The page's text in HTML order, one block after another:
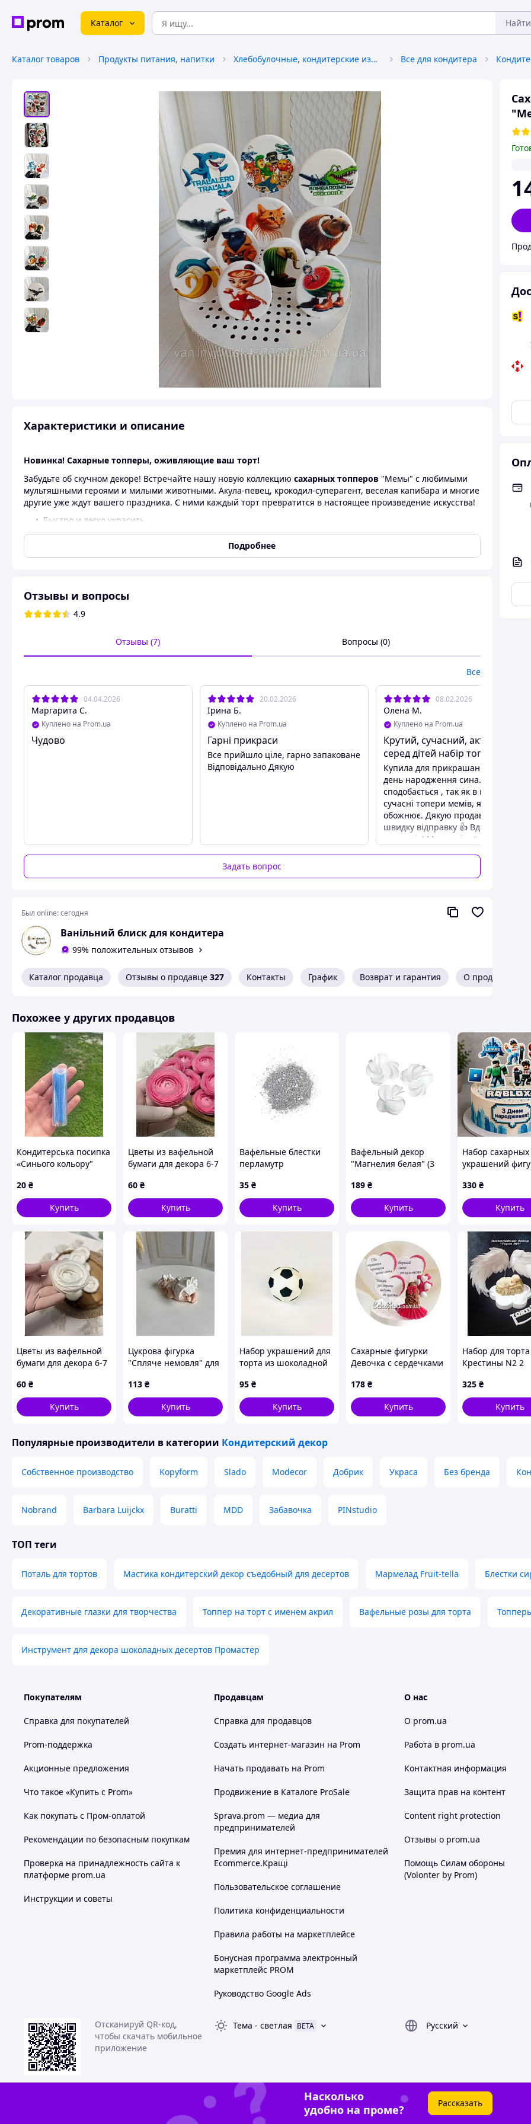
Каталог Найти
Каталог товаров Продукты питания, напитки Хлебобулочные, кондитерские изделия Все для кондитера
Характеристики и описание
Новинка! Сахарные топперы, оживляющие ваш торт!
Забудьте об скучном декоре! Встречайте нашу новую коллекцию сахарных топперов "Мемы" с любимыми
мультяшными героями и милыми животными. Акула-певец, крокодил-суперагент, веселая капибара и многие
другие уже ждут вашего праздника. С ними каждый торт превратится в настоящее произведение искусства!
Быстро и легко украсить.
Идеально для детских дней рождений.
Яркий и безопасный декор.
Подробнее
Отзывы и вопросы
4.9
Отзывы (7) Вопросы (0)
Все
04.04.2026
Маргарита С.
Куплено на Prom.ua
Чудово
20.02.2026
Ірина Б.
Куплено на Prom.ua
Гарні прикраси
Все прийшло ціле, гарно запаковане
Відповідально Дякую
08.02.2026
Олена М.
Куплено на Prom.ua
Крутий, сучасний, актуальний
серед дітей набір топерів
Купила для прикрашання торта на
день народження сина. Думаю, дуже
сподобається , так як в наборі всі
сучасні топери мемів, які він
обожнює. Дякую продавцю за
швидку відправку 👍 Вдалих
продажів) Миру всім 🙏
Преимущества
актуальними мемами
Задать вопрос
Был online:сегодня
Ванільний блиск для кондитера
99% положительных отзывов
Каталог продавца Отзывы о продавце 327 Контакты График Возврат и гарантия О продавце
Похожее у других продавцов
Кондитерська посипка
«Синього кольору"
20 ₴
Купить
Цветы из вафельной
бумаги для декора 6-7
60 ₴
Купить
Вафельные блестки
перламутр
1 г серебряные
блестки на торт
35 ₴
Купить
Вафельный декор
"Магнелия белая" (3
189 ₴
Купить
Набор сахарных
украшений
Роблокс Roblox
330 ₴
Купить
Цветы из вафельной
бумаги для декора 6-7
60 ₴
Купить
Цукрова фігурка
"Спляче немовля" для
113 ₴
Купить
Набор украшений для
торта из шоколадной
95 ₴
Купить
Сахарные фигурки
Девочка с сердечками
ТМ KD
178 ₴
Купить
Набор для
Крестины N2 2
крылья,
8см
325 ₴
Купить
Популярные производители в категории Кондитерский декор
Собственное производство Kopyform Slado Modecor Добрик Украса Без бренда
Nobrand Barbara Luijckx Buratti MDD Забавочка PINstudio
ТОП теги
Поталь для тортов Мастика кондитерский декор съедобный для десертов Мармелад Fruit-tella Блестки
Декоративные глазки для творчества Топпер на торт с именем акрил Вафельные розы для торта
Инструмент для декора шоколадных десертов Промастер
Покупателям
Справка для покупателей
Prom-поддержка
Акционные предложения
Что такое «Купить с Prom»
Как покупать с Пром-оплатой
Рекомендации по безопасным покупкам
Проверка на принадлежность сайта к
платформе prom.ua
Инструкции и советы
Продавцам
Справка для продавцов
Создать интернет-магазин на Prom
Начать продавать на Prom
Продвижение в Каталоге ProSale
Sprava.prom — медиа для
предпринимателей
Премия для интернет-предпринимателей
Ecommerce.Кращі
Пользовательское соглашение
Политика конфиденциальности
Правила работы на маркетплейсе
Бонусная программа электронный
маркетплейс PROM
Руководство Google Ads
О нас
О prom.ua
Работа в prom.ua
Контактная информация
Защита прав на контент
Content right protection
Отзывы о prom.ua
Помощь Силам обороны
(Volonter by Prom)
Отсканируй QR-код,
чтобы скачать мобильное
приложение
Тема - светлая BETA
Русский
Насколько
удобно на проме?
Рассказать